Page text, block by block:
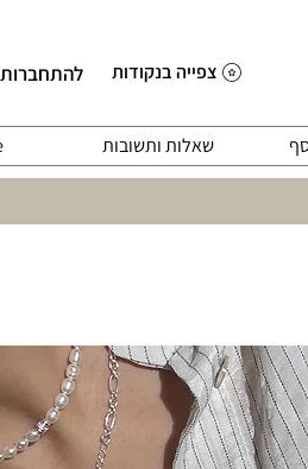
להתחברות צפייה בנקודות
שאלות ותשובות